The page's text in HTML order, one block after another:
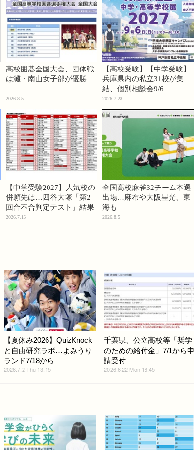
高校囲碁全国大会、団体戦
は灘・南山女子部が優勝
2026.8.5
【高校受験】【中学受験】
兵庫県内の私立31校が集
結、個別相談会9/6
2026.7.28
【中学受験2027】人気校の
併願先は…四谷大塚「第2
回合不合判定テスト」結果
2026.7.16
全国高校麻雀32チーム本選
出場…麻布や大阪星光、東
海も
2026.8.5
【夏休み2026】QuizKnock
と自由研究ラボ…よみうり
ランド7/18から
2026.7.2 Thu 13:15
千葉県、公立高校等「奨学
のための給付金」7/1から申
請受付
2026.6.22 Mon 16:45